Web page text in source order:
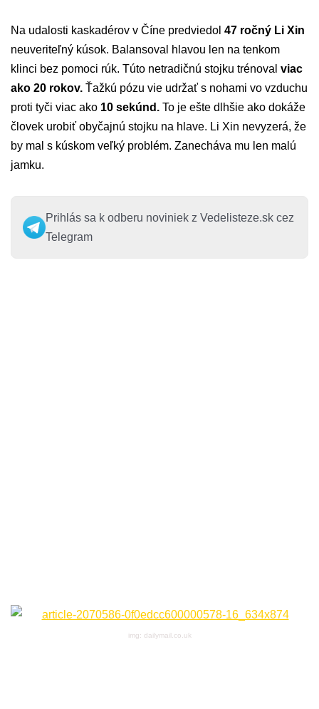
Na udalosti kaskadérov v Číne predviedol 47 ročný Li Xin
neuveriteľný kúsok. Balansoval hlavou len na tenkom
klinci bez pomoci rúk. Túto netradičnú stojku trénoval viac
ako 20 rokov. Ťažkú pózu vie udržať s nohami vo vzduchu
proti tyči viac ako 10 sekúnd. To je ešte dlhšie ako dokáže
človek urobiť obyčajnú stojku na hlave. Li Xin nevyzerá, že
by mal s kúskom veľký problém. Zanecháva mu len malú
jamku.
Prihlás sa k odberu noviniek z Vedelisteze.sk cez
Telegram
img: dailymail.co.uk